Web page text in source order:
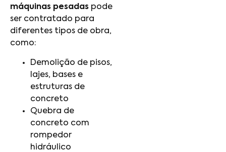
máquinas pesadas pode
ser contratado para
diferentes tipos de obra,
como:
Demolição de pisos,
lajes, bases e
estruturas de
concreto
Quebra de
concreto com
rompedor
hidráulico